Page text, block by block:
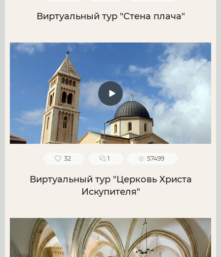
Виртуальный тур "Стена плача"
32 1 57499
Виртуальный тур "Церковь Христа
Искупителя"